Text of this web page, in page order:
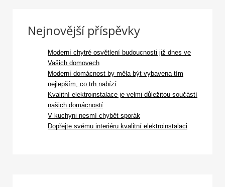
Nejnovější příspěvky
Moderní chytré osvětlení budoucnosti již dnes ve
Vašich domovech
Moderní domácnost by měla být vybavena tím
nejlepším, co trh nabízí
Kvalitní elektroinstalace je velmi důležitou součástí
našich domácností
V kuchyni nesmí chybět sporák
Dopřejte svému interiéru kvalitní elektroinstalaci